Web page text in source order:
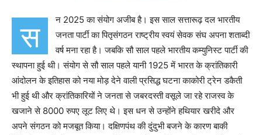
स
न 2025 का संयोग अजीब है। इस साल सत्तारूढ़ दल भारतीय
जनता पार्टी का पितृसंगठन राष्ट्रीय स्वयं सेवक संघ अपना शताब्दी
वर्ष मना रहा है। जबकि सौ साल पहले भारतीय कम्युनिस्ट पार्टी की
स्थापना हुई थी। संयोग से सौ साल पहले यानी 1925 में भारत के क्रांतिकारी
आंदोलन के इतिहास को नया मोड़ देने वाली प्रसिद्ध घटना काकोरी ट्रेन डकैती
भी हुई थी और क्रांतिकारियों ने जनता से जबरदस्ती वसूले जा रहे राजस्व के
खजाने से 8000 रुपए लूट लिए थे। इस धन से उन्होंने हथियार खरीदे और
अपने संगठन को मजबूत किया। दक्षिणपंथ की दुंदुभी बजने के कारण बाकी